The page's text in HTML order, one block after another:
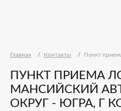
Главная Контакты Пункт
ПУНКТ ПРИЕМА
МАНСИЙСКИЙ
ОКРУГ - ЮГРА, Г